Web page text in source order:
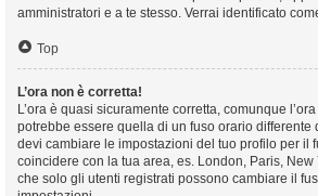
amministratori e a te stesso. Verrai identificato
Top
L’ora non è corretta!
L’ora è quasi sicuramente corretta, comunque
potrebbe essere quella di un fuso orario differente
devi cambiare le impostazioni del tuo profilo per il
coincidere con la tua area, es. London, Paris, New
che solo gli utenti registrati possono cambiare il